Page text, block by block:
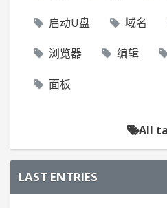
启动U盘 域名
浏览器 编辑
面板
All
LAST ENTRIES